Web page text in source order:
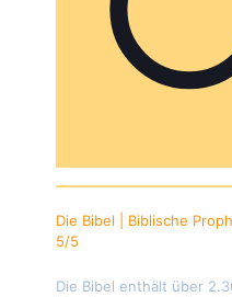
Die Bibel | Biblische
5/5
Die Bibel enthält über